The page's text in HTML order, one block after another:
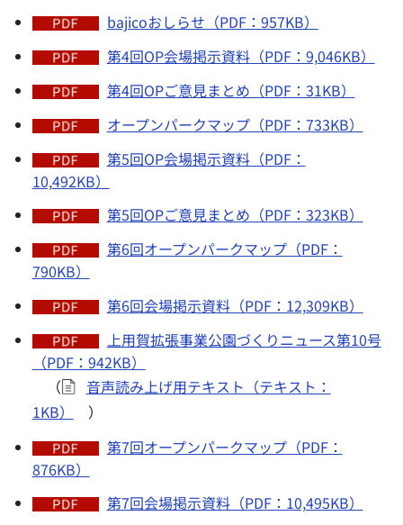
bajicoおしらせ（PDF：957KB）
第4回OP会場掲示資料（PDF：9,046KB）
第4回OPご意見まとめ（PDF：31KB）
オープンパークマップ（PDF：733KB）
第5回OP会場掲示資料（PDF：
10,492KB）
第5回OPご意見まとめ（PDF：323KB）
第6回オープンパークマップ（PDF：
790KB）
第6回会場掲示資料（PDF：12,309KB）
上用賀拡張事業公園づくりニュース第10号
（PDF：942KB）
（
音声読み上げ用テキスト（テキスト：
1KB）
）
第7回オープンパークマップ（PDF：
876KB）
第7回会場掲示資料（PDF：10,495KB）